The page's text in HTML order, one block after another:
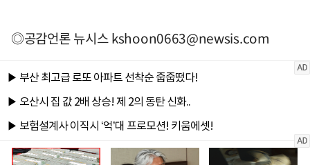
◎공감언론 뉴시스kshoon0663@newsis.com